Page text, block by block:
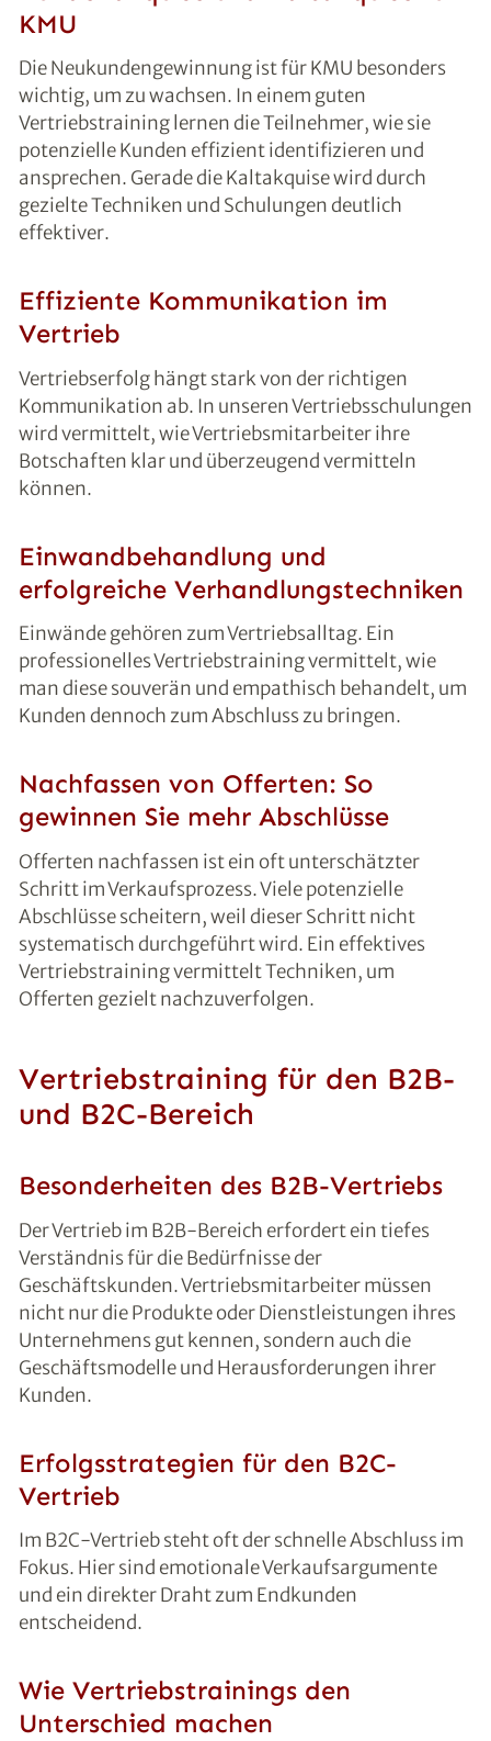
KMU
Die Neukundengewinnung ist für KMU besonders
wichtig, um zu wachsen. In einem guten
Vertriebstraining lernen die Teilnehmer, wie sie
potenzielle Kunden effizient identifizieren und
ansprechen. Gerade die Kaltakquise wird durch
gezielte Techniken und Schulungen deutlich
effektiver.
Effiziente Kommunikation im
Vertrieb
Vertriebserfolg hängt stark von der richtigen
Kommunikation ab. In unseren Vertriebsschulungen
wird vermittelt, wie Vertriebsmitarbeiter ihre
Botschaften klar und überzeugend vermitteln
können.
Einwandbehandlung und
erfolgreiche Verhandlungstechniken
Einwände gehören zum Vertriebsalltag. Ein
professionelles Vertriebstraining vermittelt, wie
man diese souverän und empathisch behandelt, um
Kunden dennoch zum Abschluss zu bringen.
Nachfassen von Offerten: So
gewinnen Sie mehr Abschlüsse
Offerten nachfassen ist ein oft unterschätzter
Schritt im Verkaufsprozess. Viele potenzielle
Abschlüsse scheitern, weil dieser Schritt nicht
systematisch durchgeführt wird. Ein effektives
Vertriebstraining vermittelt Techniken, um
Offerten gezielt nachzuverfolgen.
Vertriebstraining für den B2B-
und B2C-Bereich
Besonderheiten des B2B-Vertriebs
Der Vertrieb im B2B-Bereich erfordert ein tiefes
Verständnis für die Bedürfnisse der
Geschäftskunden. Vertriebsmitarbeiter müssen
nicht nur die Produkte oder Dienstleistungen ihres
Unternehmens gut kennen, sondern auch die
Geschäftsmodelle und Herausforderungen ihrer
Kunden.
Erfolgsstrategien für den B2C-
Vertrieb
Im B2C-Vertrieb steht oft der schnelle Abschluss im
Fokus. Hier sind emotionale Verkaufsargumente
und ein direkter Draht zum Endkunden
entscheidend.
Wie Vertriebstrainings den
Unterschied machen